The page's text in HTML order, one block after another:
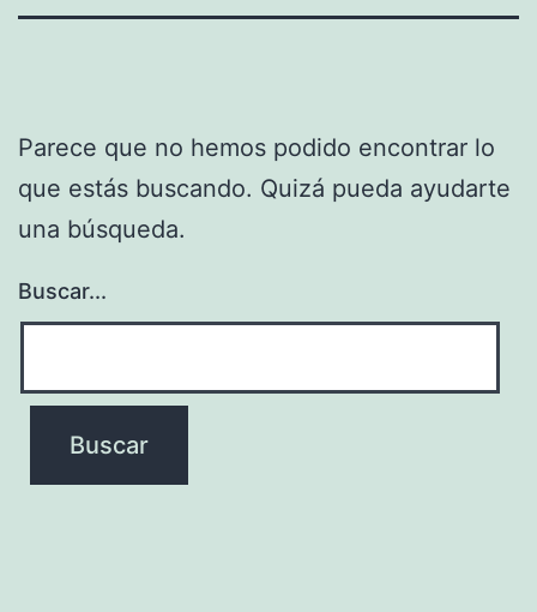
Parece que no hemos podido encontrar lo
que estás buscando. Quizá pueda ayudarte
una búsqueda.
Buscar...